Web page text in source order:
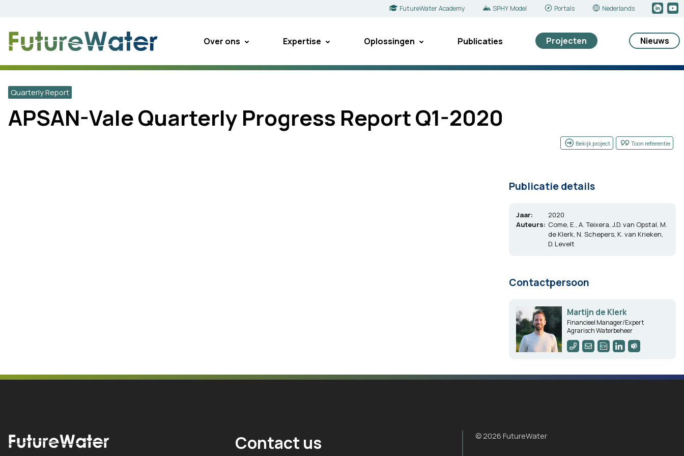
FutureWater Academy SPHY Model Portals Nederlands
Over ons Expertise Oplossingen Publicaties Projecten Nieuws
Quarterly Report
APSAN-Vale Quarterly Progress Report Q1-2020
Bekijk project Toon referentie
Publicatie details
Jaar:
2020
Auteurs: Come, E., A. Teixera, J.D. van Opstal, M.
de Klerk, N. Schepers, K. van Krieken,
D. Levelt
Contactpersoon
Martijn de Klerk
Financieel Manager/Expert
Agrarisch Waterbeheer
Contact us © 2026 FutureWater